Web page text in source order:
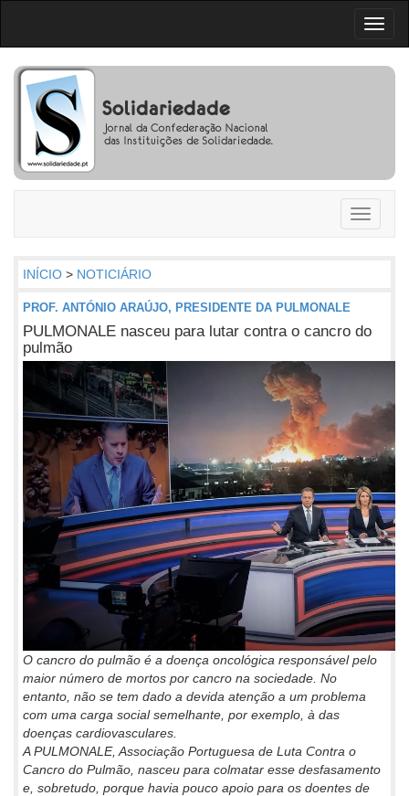
Toggle
INÍCIO > NOTICIÁRIO
PROF. ANTÓNIO ARAÚJO, PRESIDENTE DA PULMONALE
PULMONALE nasceu para lutar contra o cancro do
pulmão
O cancro do pulmão é a doença oncológica responsável pelo
maior número de mortos por cancro na sociedade. No
entanto, não se tem dado a devida atenção a um problema
com uma carga social semelhante, por exemplo, à das
doenças cardiovasculares.
A PULMONALE, Associação Portuguesa de Luta Contra o
Cancro do Pulmão, nasceu para colmatar esse desfasamento
e, sobretudo, porque havia pouco apoio para os doentes de